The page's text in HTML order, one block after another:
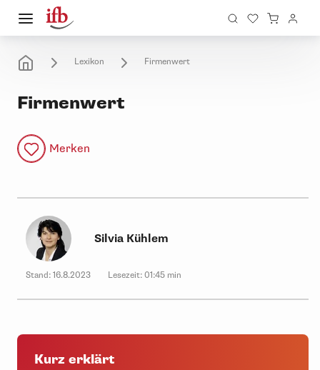
Lexikon Firmenwert
Firmenwert
Merken
Silvia Kühlem
Stand: 16.8.2023 Lesezeit: 01:45 min
Kurz erklärt